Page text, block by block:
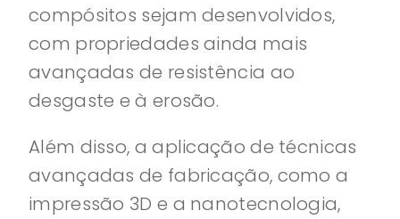
compósitos sejam desenvolvidos,
com propriedades ainda mais
avançadas de resistência ao
desgaste e à erosão.
Além disso, a aplicação de técnicas
avançadas de fabricação, como a
impressão 3D e a nanotecnologia,